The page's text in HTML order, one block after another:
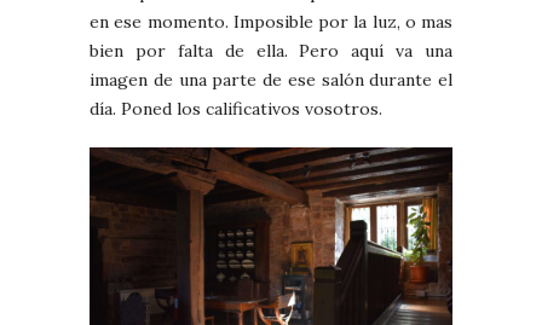
en ese momento. Imposible por la luz, o mas
bien por falta de ella. Pero aquí va una
imagen de una parte de ese salón durante el
día. Poned los calificativos vosotros.